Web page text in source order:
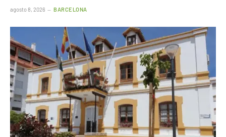
agosto 8, 2026 BARCELONA